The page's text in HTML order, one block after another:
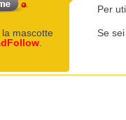
, la mascotte
Per
Se